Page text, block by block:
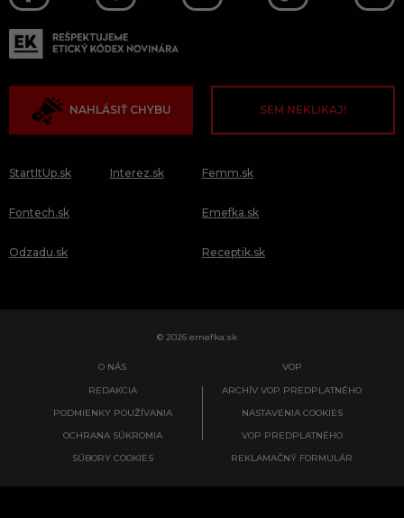
NAHLÁSIŤ CHYBU SEM NEKLIKAJ!
StartItUp.sk
Fontech.sk
Odzadu.sk
Interez.sk Femm.sk
Emefka.sk
Receptik.sk
© 2026 emefka.sk
O NÁS
REDAKCIA
PODMIENKY POUŽÍVANIA
OCHRANA SÚKROMIA
SÚBORY COOKIES
VOP
ARCHÍV VOP PREDPLATNÉHO
NASTAVENIA COOKIES
VOP PREDPLATNÉHO
REKLAMAČNÝ FORMULÁR